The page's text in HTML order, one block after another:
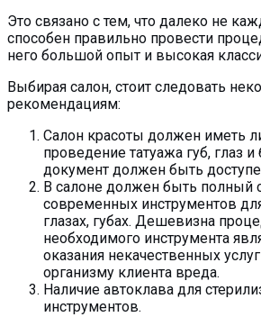
Это связано с тем, что далеко не
способен правильно провести
него большой опыт и высокая
Выбирая салон, стоит следовать
рекомендациям:
Салон красоты должен иметь
проведение татуажа губ, глаз и
документ должен быть
В салоне должен быть полный
современных инструментов
глазах, губах. Дешевизна
необходимого инструмента
оказания некачественных
организму клиента вреда.
Наличие автоклава для
инструментов.